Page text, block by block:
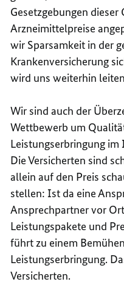
Gesetzgebungen
Arzneimittelpreise
wir Sparsamkeit in der
Krankenversicherung
wird uns weiterhin
Wir sind auch der
Wettbewerb um
Leistungserbringung im
Die Versicherten sind
allein auf den Preis
stellen: Ist da eine
Ansprechpartner vor
Leistungspakete und
führt zu einem
Leistungserbringung.
Versicherten.